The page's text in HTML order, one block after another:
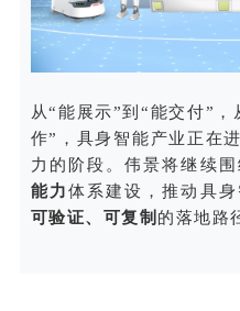
从“能展示”到“能交付”
作”，具身智能产业正在
力的阶段。伟景将继续围
能力体系建设，推动具
可验证、可复制 的落地路